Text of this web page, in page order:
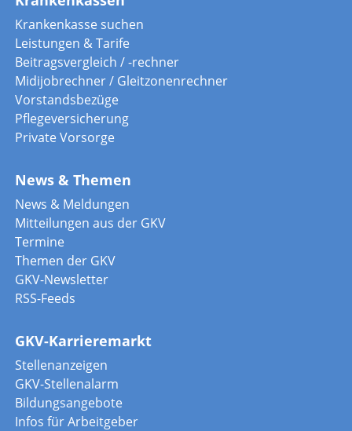
Krankenkasse suchen
Leistungen & Tarife
Beitragsvergleich / -rechner
Midijobrechner / Gleitzonenrechner
Vorstandsbezüge
Pflegeversicherung
Private Vorsorge
News & Themen
News & Meldungen
Mitteilungen aus der GKV
Termine
Themen der GKV
GKV-Newsletter
RSS-Feeds
GKV-Karrieremarkt
Stellenanzeigen
GKV-Stellenalarm
Bildungsangebote
Infos für Arbeitgeber